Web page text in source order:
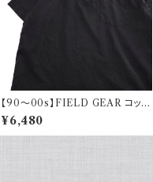
【90～00s】FIELD GEAR コット
ンリネンシャツ ハーフボタン ブラ
ック 黒 ポロシャツ 半袖
¥6,480